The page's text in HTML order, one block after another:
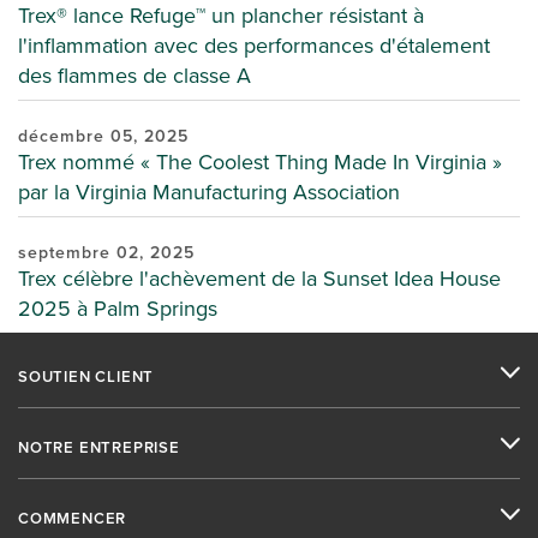
Trex® lance Refuge™ un plancher résistant à
l'inflammation avec des performances d'étalement
des flammes de classe A
décembre 05, 2025
Trex nommé « The Coolest Thing Made In Virginia »
par la Virginia Manufacturing Association
septembre 02, 2025
Trex célèbre l'achèvement de la Sunset Idea House
2025 à Palm Springs
SOUTIEN CLIENT
NOTRE ENTREPRISE
COMMENCER